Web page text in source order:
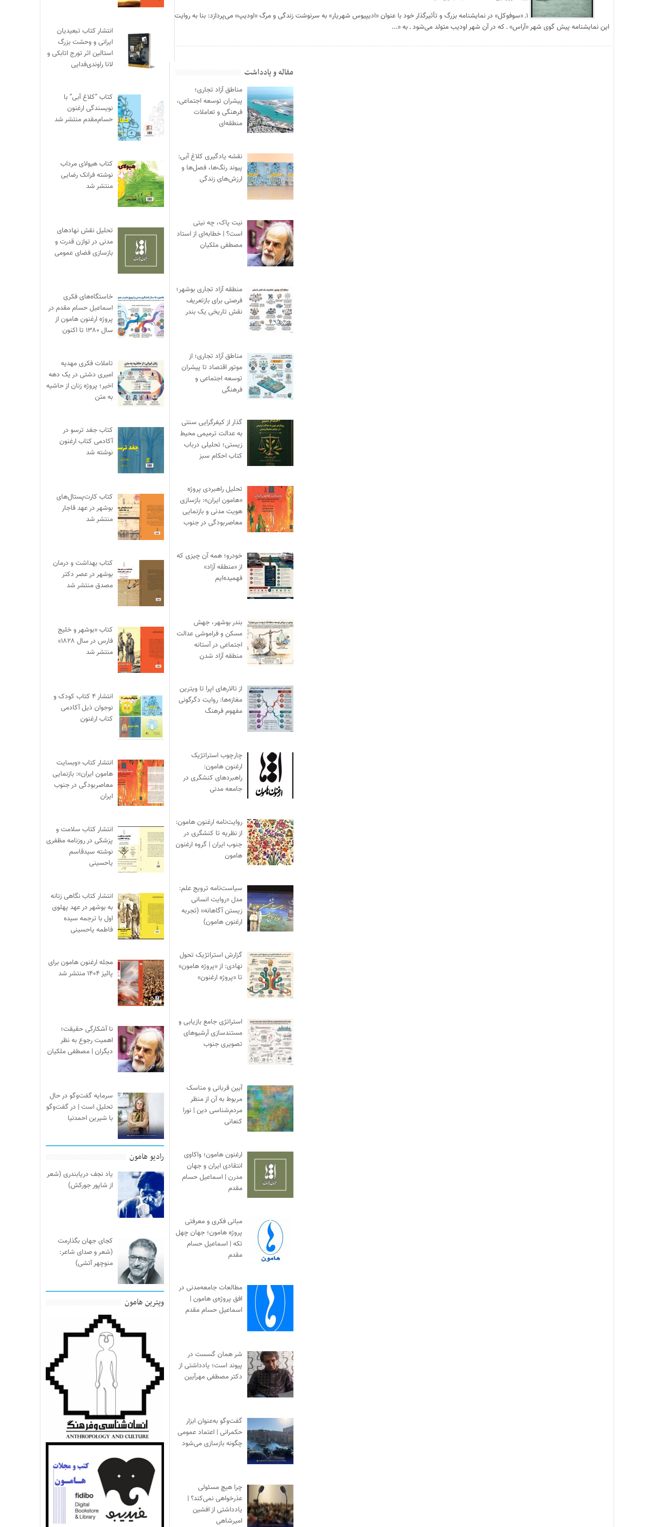
۱ـ «سوفوکل» در نمایشنامه بزرگ و تأثیرگذار خود با عنوان «ادیپیوس شهریار» به سرنوشت زندگی و مرگ «اودیپ» می‌پردازد: بنا به روایت
این نمایشنامه پیش گوی شهر «آراس» ـ که در آن شهر اودیب متولد می‌شود ـ به «...
انتشار کتاب تبعیدیان
ایرانی و وحشت بزرگ
استالین اثر تورج اتابکی و
لانا راوندی‌فدایی
کتاب “کلاغ آبی” با
نویسندگی ارغنون
حسام‌مقدم منتشر شد
کتاب هیولای مرداب
نوشته فرانک رضایی
منتشر شد
تحلیل نقش نهادهای
مدنی در توازن قدرت و
بازسازی فضای عمومی
خاستگاه‌های فکری
اسماعیل حسام مقدم در
پروژه ارغنون هامون از
سال ۱۳۸۰ تا اکنون
تاملات فکری مهدیه
امیری دشتی در یک دهه
اخیر؛ پروژه زنان از حاشیه
به متن
کتاب جغد ترسو در
آکادمی کتاب ارغنون
نوشته شد
کتاب کارت‌پستال‌های
بوشهر در عهد قاجار
منتشر شد
کتاب بهداشت و درمان
بوشهر در عصر دکتر
مصدق منتشر شد
کتاب «بوشهر و خلیج
فارس در سال ۱۸۲۸»
منتشر شد
انتشار ۴ کتاب کودک و
نوجوان ذیل آکادمی
کتاب ارغنون
انتشار کتاب «وبسایت
هامون ایران»: بازنمایی
معاصربودگی در جنوب
ایران
انتشار کتاب سلامت و
پزشکی در روزنامه مظفری
نوشته سیدقاسم
یاحسینی
انتشار کتاب نگاهی زنانه
به بوشهر در عهد پهلوی
اول با ترجمه سیده
فاطمه یاحسینی
مجله ارغنون هامون برای
پائیز ۱۴۰۴ منتشر شد
نا آشکارگی حقیقت؛
اهمیت رجوع به نظر
دیگران | مصطفی ملکیان
سرمایه گفت‌وگو در حال
تحلیل است | در گفت‌وگو
با شیرین احمدنیا
رادیو هامون
یاد نجف دریابندری (شعر
از شاپور جورکش)
کجای جهان بگذارمت
(شعر و صدای شاعر:
منوچهر آتشی)
ویترین هامون
مقاله و یادداشت
مناطق آزاد تجاری؛
پیشران توسعه اجتماعی،
فرهنگی و تعاملات
منطقه‌ای
نقشه یادگیری کلاغ آبی:
پیوند رنگ‌ها، فصل‌ها و
ارزش‌های زندگی
نیت پاک، چه نیتی
است؟ | خطابه‌ای از استاد
مصطفی ملکیان
منطقه آزاد تجاری بوشهر؛
فرصتی برای بازتعریف
نقش تاریخی یک بندر
مناطق آزاد تجاری؛ از
موتور اقتصاد تا پیشران
توسعه اجتماعی و
فرهنگی
گذار از کیفرگرایی سنتی
به عدالت ترمیمی محیط‌
زیستی؛ تحلیلی درباب
کتاب احکام سبز
تحلیل راهبردی پروژه
«هامون ایران»: بازسازی
هویت مدنی و بازنمایی
معاصربودگی در جنوب
خودرو؛ همه آن چیزی که
از «منطقه آزاد»
فهمیده‌ایم
بندر بوشهر، جهش
مسکن و فراموشی عدالت
اجتماعی در آستانه
منطقه آزاد شدن
از تالارهای اپرا تا ویترین
مغازه‌ها: روایت دگرگونی
مفهوم فرهنگ
چارچوب استراتژیک
ارغنون هامون:
راهبردهای کنشگری در
جامعه مدنی
روایت‌نامه ارغنون هامون:
از نظریه تا کنشگری در
جنوب ایران | گروه ارغنون
هامون
سیاست‌نامه ترویج علم:
مدل «روایت انسانی
زیستن آگاهانه» (تجربه
ارغنون هامون)
گزارش استراتژیک تحول
نهادی: از «پروژه هامون»
تا «پروژه ارغنون»
استراتژی جامع بازیابی و
مستندسازی آرشیوهای
تصویری جنوب
آیین قربانی و مناسک
مربوط به آن از منظر
مردم‌شناسی دین | نورا
کنعانی
ارغنون هامون؛ واکاوی
انتقادی ایران و جهان
مدرن | اسماعیل حسام
مقدم
مبانی فکری و معرفتی
پروژه هامون؛ جهان چهل
تکه | اسماعیل حسام
مقدم
مطالعات جامعه‌مدنی در
افق پروژه‌ی هامون |
اسماعیل حسام مقدم
شر همان گسست در
پیوند است؛ یادداشتی از
دکتر مصطفی مهرآیین
گفت‌وگو به‌عنوان ابزار
حکمرانی | اعتماد عمومی
چگونه بازسازی می‌شود
چرا هیچ مسئولی
عذرخواهی نمی‌کند؟ |
یادداشتی از افشین
امیرشاهی